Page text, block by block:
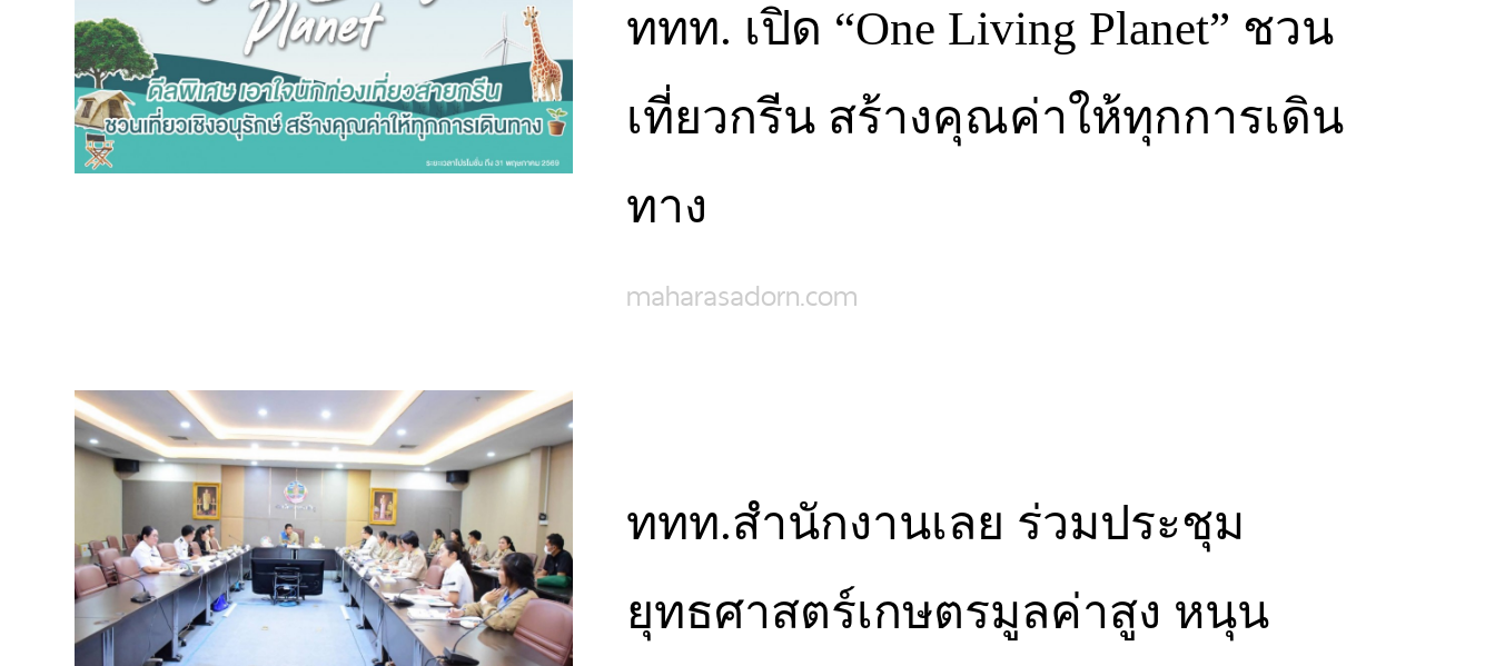
ททท. เปิด “One Living Planet” ชวน
เที่ยวกรีน สร้างคุณค่าให้ทุกการเดิน
ทาง
maharasadorn.com
ททท.สำนักงานเลย ร่วมประชุม
ยุทธศาสตร์เกษตรมูลค่าสูง หนุน